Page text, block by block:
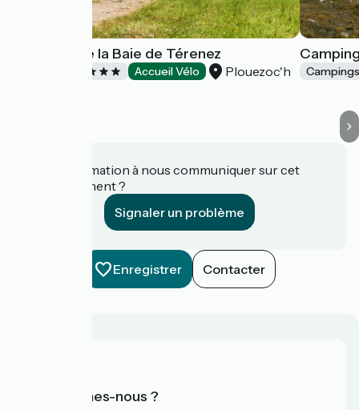
Camping de la Baie de Térenez
Accueil Vélo Plouezoc'h
Une information à nous communiquer sur cet
établissement ?
Signaler un problème
Enregistrer Contacter
Qui sommes-nous ?